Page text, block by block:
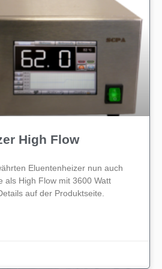
UNCATEGORIZED
High Flow
Eluentenheizer nun auch
als High Flow mit 3600 Watt
auf der Produktseite.